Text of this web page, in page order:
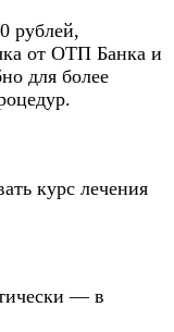
рублей,
от ОТП Банка и
для более
курс лечения
— в